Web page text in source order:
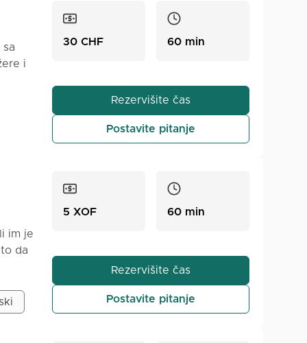
i
sa
i
30 CHF 60 min
Rezervišite čas
Postavite pitanje
im je
da
5 XOF 60 min
Rezervišite čas
Postavite pitanje